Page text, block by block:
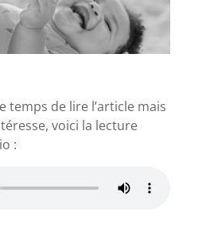
temps de lire l’article mais
voici la lecture
: